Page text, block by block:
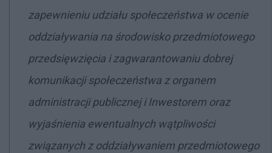
zapewnieniu udziału społeczeństwa w ocenie
oddziaływania na środowisko przedmiotowego
przedsięwzięcia i zagwarantowaniu dobrej
komunikacji społeczeństwa z organem
administracji publicznej i Inwestorem oraz
wyjaśnienia ewentualnych wątpliwości
związanych z oddziaływaniem przedmiotowego